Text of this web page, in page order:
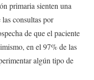
primaria sienten una
consultas por
de que el paciente
en el 97% de las
algún tipo de